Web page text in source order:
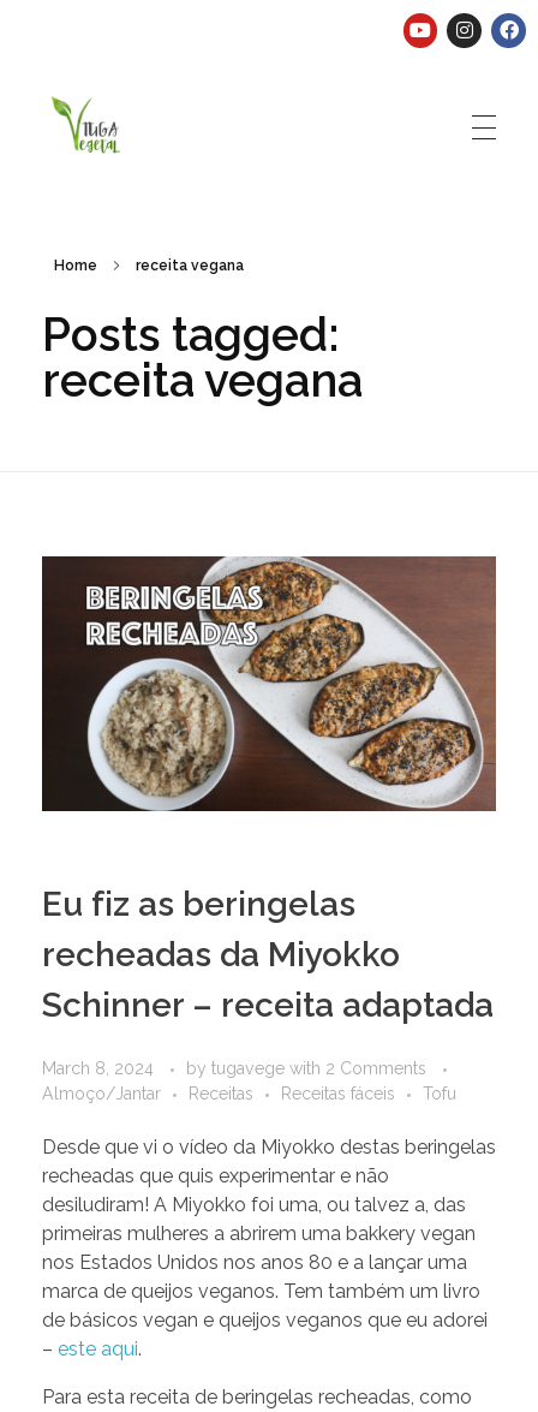
Home receita vegana
Posts tagged:
receita vegana
Eu fiz as beringelas
recheadas da Miyokko
Schinner – receita adaptada
March 8, 2024 by tugavege with 2 Comments
Almoço/Jantar
Receitas Receitas fáceis Tofu
Desde que vi o vídeo da Miyokko destas beringelas
recheadas que quis experimentar e não
desiludiram! A Miyokko foi uma, ou talvez a, das
primeiras mulheres a abrirem uma bakkery vegan
nos Estados Unidos nos anos 80 e a lançar uma
marca de queijos veganos. Tem também um livro
de básicos vegan e queijos veganos que eu adorei
– este aqui.
Para esta receita de beringelas recheadas, como